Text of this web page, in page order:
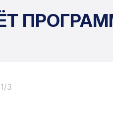
1/3